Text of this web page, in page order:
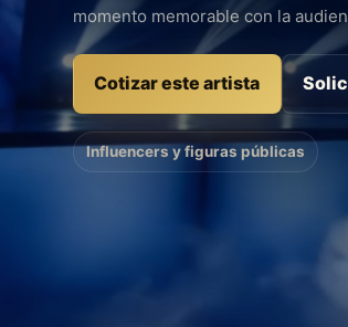
momento memorable con la
Cotizar este artista
Influencers y figuras públicas